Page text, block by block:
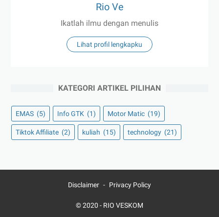
Rio Ve
Ikatlah ilmu dengan menulis
Lihat profil lengkapku
KATEGORI ARTIKEL PILIHAN
EMAS (5) Info GTK (1) Motor Matic (19)
Tiktok Affiliate (2) kuliah (15) technology (21)
Disclaimer Privacy Policy
© 2020 - RIO VESKOM